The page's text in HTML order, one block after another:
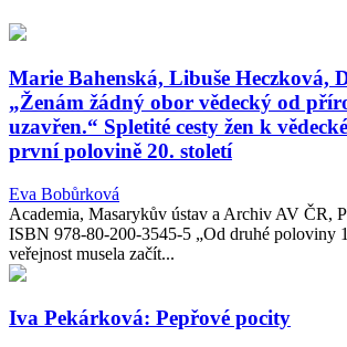
Marie Bahenská, Libuše Heczková,
„Ženám žádný obor vědecký od
uzavřen.“ Spletité cesty žen k
první polovině 20. století
Eva Bobůrková
Academia, Masarykův ústav a Archiv AV ČR,
ISBN 978-80-200-3545-5 „Od druhé poloviny
veřejnost musela začít...
Iva Pekárková: Pepřové pocity